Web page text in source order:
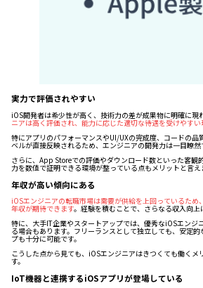
実力で評価されやすい
iOS開発者は希少性が高く、技術力の差が成果物に明確に現
ニアは高く評価され、能力に応じた適切な待遇を受けやす
特にアプリのパフォーマンスやUI/UXの完成度、コードの品
ベルが直接反映されるため、エンジニアの開発力は一目瞭然
さらに、App Storeでの評価やダウンロード数といった客観
力を数値で証明できる環境が整っている点もメリットと言え
年収が高い傾向にある
iOSエンジニアの転職市場は需要が供給を上回っているため
年収が期待できます。経験を積むことで、さらなる収入向上
特に、大手IT企業やスタートアップでは、優秀なiOSエンジ
る場合もあります。フリーランスとして独立しても、安定
プも十分に可能です。
こうした点から見ても、iOSエンジニアはきつくても働くメ
す。
IoT機器と連携するiOSアプリが登場している